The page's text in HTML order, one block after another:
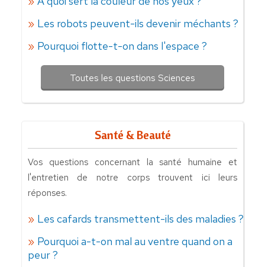
Les robots peuvent-ils devenir méchants ?
Pourquoi flotte-t-on dans l'espace ?
Toutes les questions Sciences
Santé & Beauté
Vos questions concernant la santé humaine et
l'entretien de notre corps trouvent ici leurs
réponses.
Les cafards transmettent-ils des maladies ?
Pourquoi a-t-on mal au ventre quand on a
peur ?